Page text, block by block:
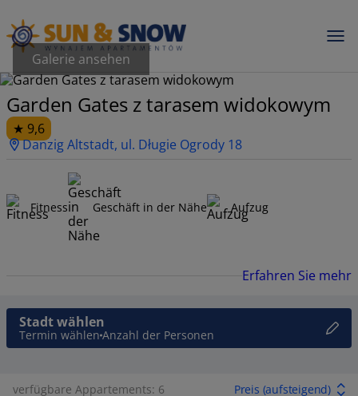
Galerie ansehen
Garden Gates z tarasem widokowym
9,6
Danzig Altstadt, ul. Długie Ogrody 18
Fitness Geschäft in der Nähe Aufzug
Erfahren Sie mehr
Stadt wählen
Termin wählen Anzahl der Personen
verfügbare Appartements: 6 Preis (aufsteigend)